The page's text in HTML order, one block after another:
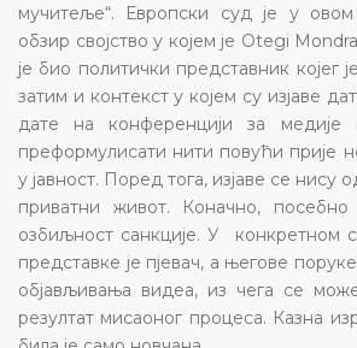
мучитеље“. Европски суд је у
обзир својство у којем је Otegi
је био политички представник којег
затим и контекст у којем су изјаве
дате на конференцији за
преформулисати нити повући прије
у јавност. Поред тога, изјаве се нису
приватни живот. Коначно,
озбиљност санкције. У конкретном
представке је пјевач, а његове
објављивања видеа, из чега се
резултат мисаоног процеса. Казна